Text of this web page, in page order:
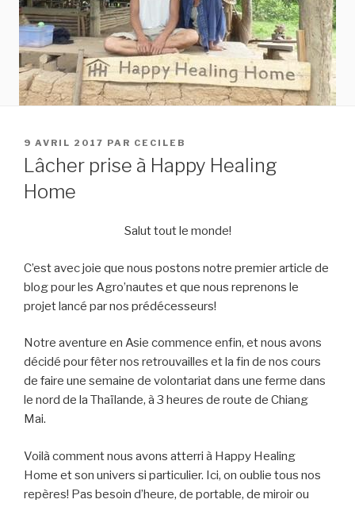
9 AVRIL 2017 PAR CECILEB
Lâcher prise à Happy Healing
Home
Salut tout le monde!
C’est avec joie que nous postons notre premier article de
blog pour les Agro’nautes et que nous reprenons le
projet lancé par nos prédécesseurs!
Notre aventure en Asie commence enfin, et nous avons
décidé pour fêter nos retrouvailles et la fin de nos cours
de faire une semaine de volontariat dans une ferme dans
le nord de la Thaïlande, à 3 heures de route de Chiang
Mai.
Voilà comment nous avons atterri à Happy Healing
Home et son univers si particulier. Ici, on oublie tous nos
repères! Pas besoin d’heure, de portable, de miroir ou